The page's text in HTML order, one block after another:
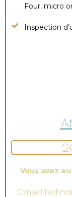
Four, micro
Inspection
Vous avez
Conseil